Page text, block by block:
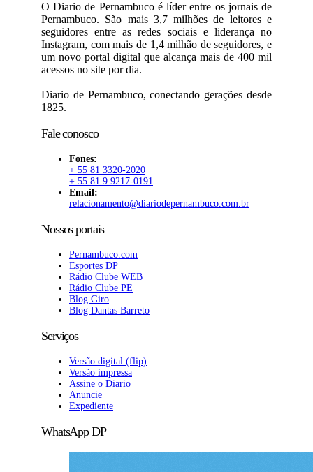
O Diario de Pernambuco é líder entre os jornais de
Pernambuco. São mais 3,7 milhões de leitores e
seguidores entre as redes sociais e liderança no
Instagram, com mais de 1,4 milhão de seguidores, e
um novo portal digital que alcança mais de 400 mil
acessos no site por dia.
Diario de Pernambuco, conectando gerações desde
1825.
Fale conosco
Fones:
+ 55 81 3320-2020
+ 55 81 9 9217-0191
Email:
relacionamento@diariodepernambuco.com.br
Nossos portais
Pernambuco.com
Esportes DP
Rádio Clube WEB
Rádio Clube PE
Blog Giro
Blog Dantas Barreto
Serviços
Versão digital (flip)
Versão impressa
Assine o Diario
Anuncie
Expediente
WhatsApp DP